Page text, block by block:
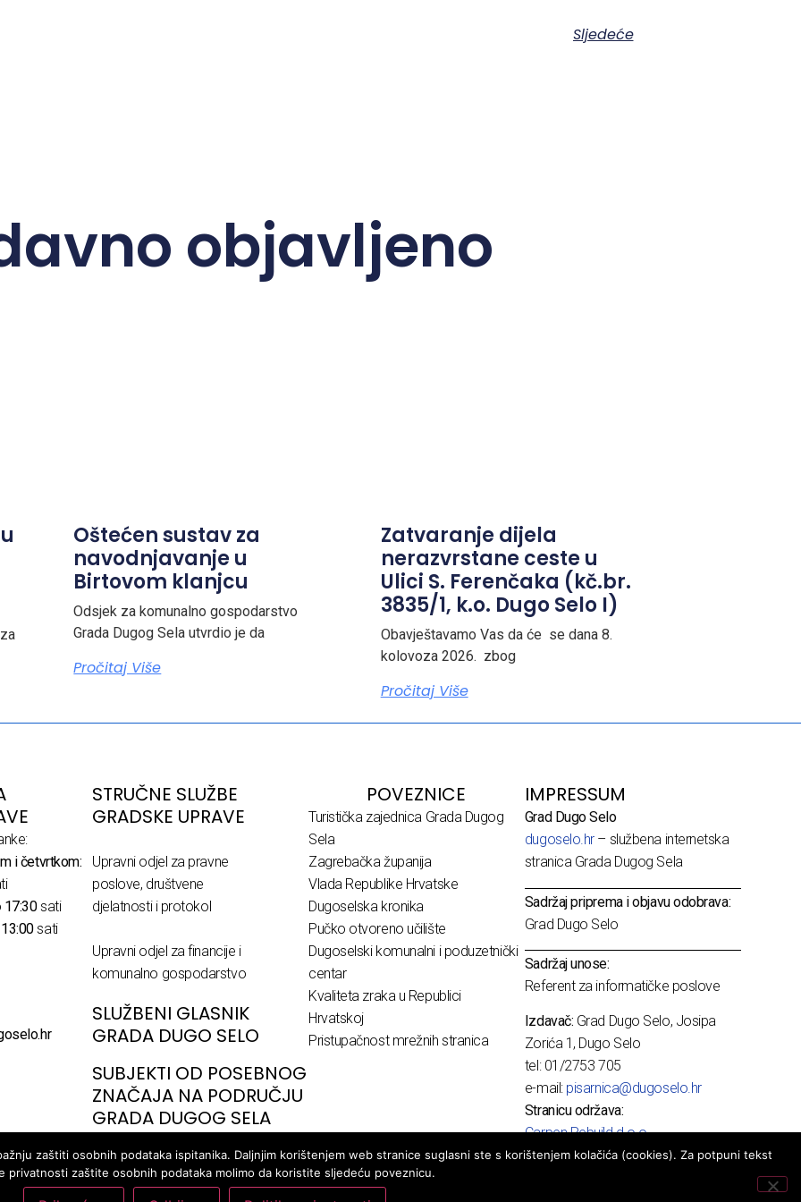
Sljedeće
objavljeno
Oštećen sustav za
navodnjavanje u
Birtovom klanjcu
Odsjek za komunalno gospodarstvo
Grada Dugog Sela utvrdio je da
Pročitaj Više
Zatvaranje dijela
nerazvrstane ceste u
Ulici S. Ferenčaka (kč.br.
3835/1, k.o. Dugo Selo I)
Obavještavamo Vas da će se dana 8.
kolovoza 2026. zbog
Pročitaj Više
i četvrtkom:
17:30sati
13:00sati
STRUČNE SLUŽBE
GRADSKE UPRAVE
Upravni odjel za pravne
poslove, društvene
djelatnosti i protokol
Upravni odjel za financije i
komunalno gospodarstvo
SLUŽBENI GLASNIK
GRADA DUGO SELO
SUBJEKTI OD POSEBNOG
ZNAČAJA NA PODRUČJU
GRADA DUGOG SELA
POVEZNICE
Turistička zajednica Grada Dugog
Sela
Zagrebačka županija
Vlada Republike Hrvatske
Dugoselska kronika
Pučko otvoreno učilište
Dugoselski komunalni i poduzetnički
centar
Kvaliteta zraka u Republici
Hrvatskoj
Pristupačnost mrežnih stranica
IMPRESSUM
Grad Dugo Selo
dugoselo.hr– službena internetska
stranica Grada Dugog Sela
Sadržaj priprema i objavu odobrava:
Grad Dugo Selo
Sadržaj unose:
Referent za informatičke poslove
Izdavač: Grad Dugo Selo, Josipa
Zorića 1, Dugo Selo
tel: 01/2753 705
e-mail: pisarnica@dugoselo.hr
Stranicu održava:
Carpen Rebuild d.o.o.
zaštiti osobnih podataka ispitanika. Daljnjim korištenjem web stranice suglasni ste s korištenjem kolačića (cookies). Za potpuni tekst
privatnosti zaštite osobnih podataka molimo da koristite sljedeću poveznicu.